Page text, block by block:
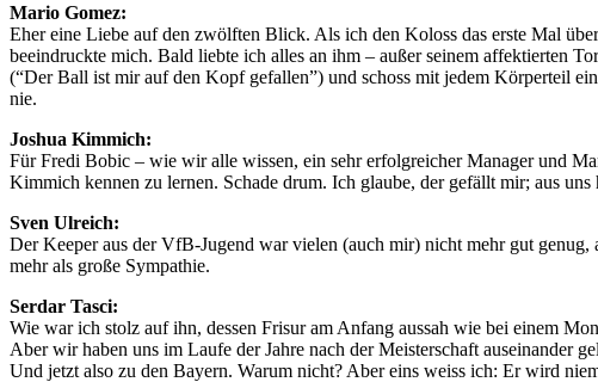
Mario Gomez:
Eher eine Liebe auf den zwölften Blick. Als ich den Koloss das erste Mal
beeindruckte mich. Bald liebte ich alles an ihm – außer seinem affektierten
(“Der Ball ist mir auf den Kopf gefallen”) und schoss mit jedem Körperteil
nie.
Joshua Kimmich:
Für Fredi Bobic – wie wir alle wissen, ein sehr erfolgreicher Manager und
Kimmich kennen zu lernen. Schade drum. Ich glaube, der gefällt mir; aus uns
Sven Ulreich:
Der Keeper aus der VfB-Jugend war vielen (auch mir) nicht mehr gut
mehr als große Sympathie.
Serdar Tasci:
Wie war ich stolz auf ihn, dessen Frisur am Anfang aussah wie bei einem
Aber wir haben uns im Laufe der Jahre nach der Meisterschaft auseinander
Und jetzt also zu den Bayern. Warum nicht? Aber eins weiss ich: Er wird